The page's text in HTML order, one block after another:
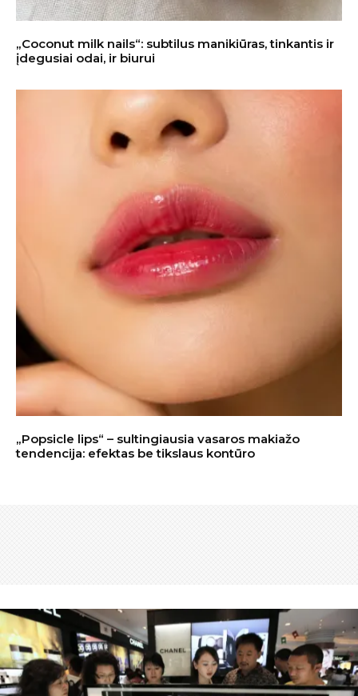
„Coconut milk nails“: subtilus manikiūras, tinkantis ir
įdegusiai odai, ir biurui
„Popsicle lips“ – sultingiausia vasaros makiažo
tendencija: efektas be tikslaus kontūro